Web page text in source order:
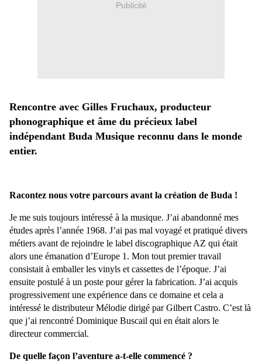
Publicité
Rencontre avec Gilles Fruchaux, producteur
phonographique et âme du précieux label
indépendant Buda Musique reconnu dans le monde
entier.
Racontez nous votre parcours avant la création de Buda !
Je me suis toujours intéressé à la musique. J’ai abandonné mes
études après l’année 1968. J’ai pas mal voyagé et pratiqué divers
métiers avant de rejoindre le label discographique AZ qui était
alors une émanation d’Europe 1. Mon tout premier travail
consistait à emballer les vinyls et cassettes de l’époque. J’ai
ensuite postulé à un poste pour gérer la fabrication. J’ai acquis
progressivement une expérience dans ce domaine et cela a
intéressé le distributeur Mélodie dirigé par Gilbert Castro. C’est là
que j’ai rencontré Dominique Buscail qui en était alors le
directeur commercial.
De quelle façon l’aventure a-t-elle commencé ?